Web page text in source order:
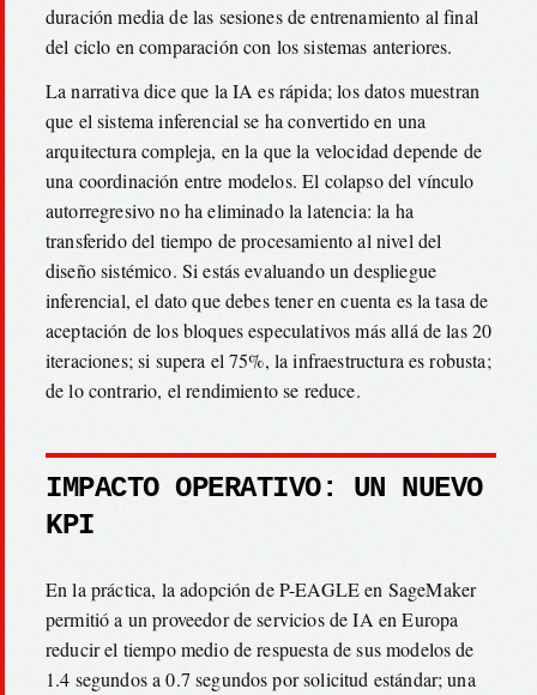
duración media de las sesiones de entrenamiento al final
del ciclo en comparación con los sistemas anteriores.
La narrativa dice que la IA es rápida; los datos muestran
que el sistema inferencial se ha convertido en una
arquitectura compleja, en la que la velocidad depende de
una coordinación entre modelos. El colapso del vínculo
autorregresivo no ha eliminado la latencia: la ha
transferido del tiempo de procesamiento al nivel del
diseño sistémico. Si estás evaluando un despliegue
inferencial, el dato que debes tener en cuenta es la tasa de
aceptación de los bloques especulativos más allá de las 20
iteraciones; si supera el 75%, la infraestructura es robusta;
de lo contrario, el rendimiento se reduce.
IMPACTO OPERATIVO: UN NUEVO
KPI
En la práctica, la adopción de P-EAGLE en SageMaker
permitió a un proveedor de servicios de IA en Europa
reducir el tiempo medio de respuesta de sus modelos de
1.4 segundos a 0.7 segundos por solicitud estándar; una